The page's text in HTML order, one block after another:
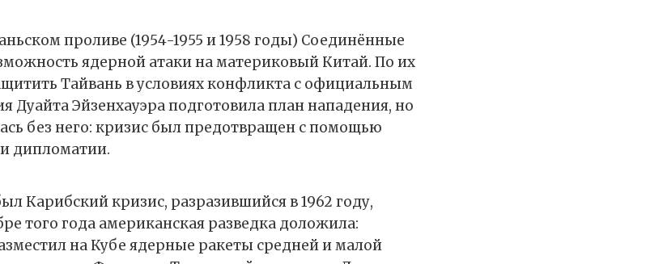
проливе (1954-1955 и 1958 годы) Соединённые
ядерной атаки на материковый Китай. По их
Тайвань в условиях конфликта с официальным
Эйзенхауэра подготовила план нападения, но
без него: кризис был предотвращен с помощью
дипломатии.
Карибский кризис, разразившийся в 1962 году,
того года американская разведка доложила:
на Кубе ядерные ракеты средней и малой